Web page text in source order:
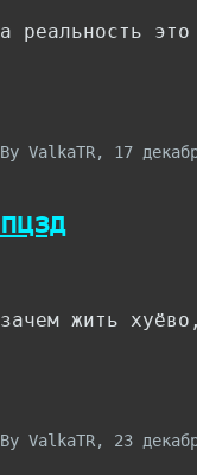
а реальность это
By ValkaTR, 17
пцзд
зачем жить
By ValkaTR, 23